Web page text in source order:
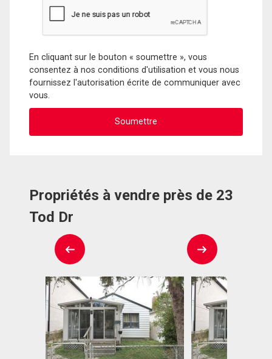
En cliquant sur le bouton « soumettre », vous
consentez à nos conditions d'utilisation et vous nous
fournissez l'autorisation écrite de communiquer avec
vous.
Propriétés à vendre près de 23
Tod Dr